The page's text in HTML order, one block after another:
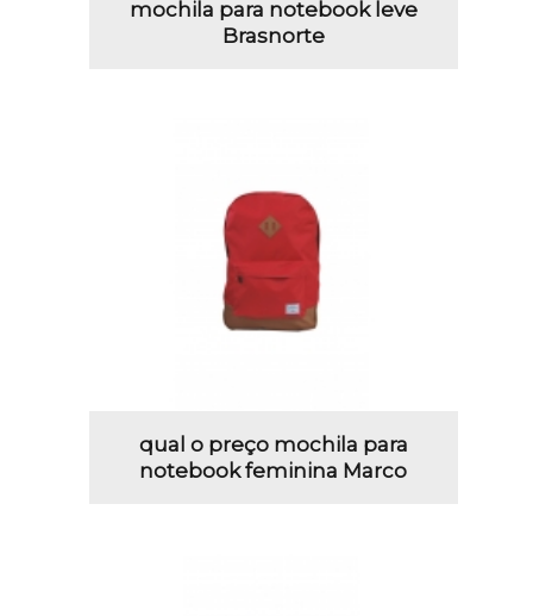
mochila para notebook leve
Brasnorte
qual o preço mochila para
notebook feminina Marco